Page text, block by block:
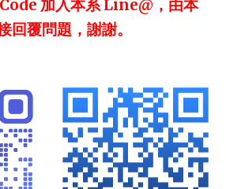
加入本系 Line@，由本
回覆問題，謝謝。